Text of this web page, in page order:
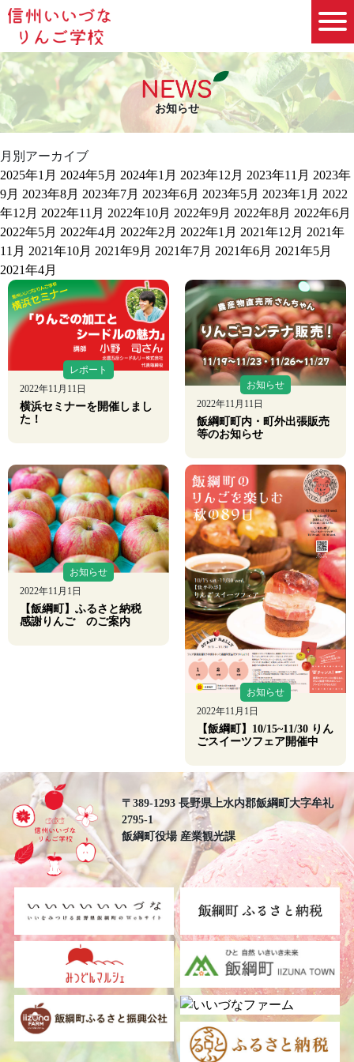
お知らせ
月別アーカイブ
2025年1月 2024年5月 2024年1月 2023年12月 2023年11月 2023年
9月 2023年8月 2023年7月 2023年6月 2023年5月 2023年1月 2022
年12月 2022年11月 2022年10月 2022年9月 2022年8月 2022年6月
2022年5月 2022年4月 2022年2月 2022年1月 2021年12月 2021年
11月 2021年10月 2021年9月 2021年7月 2021年6月 2021年5月
2021年4月
2022年11月11日
レポート
横浜セミナーを開催しまし
た！
2022年11月11日
お知らせ
飯綱町町内・町外出張販売
等のお知らせ
2022年11月1日
お知らせ
【飯綱町】ふるさと納税
感謝りんご のご案内
2022年11月1日
お知らせ
【飯綱町】10/15~11/30 りん
ごスイーツフェア開催中
〒389-1293 長野県上水内郡飯綱町大字牟礼
2795-1
飯綱町役場 産業観光課